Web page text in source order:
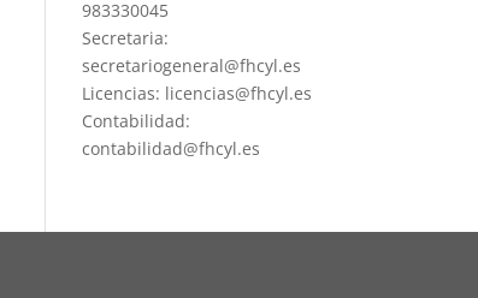
983330045
Secretaria:
secretariogeneral@fhcyl.es
Licencias: licencias@fhcyl.es
Contabilidad:
contabilidad@fhcyl.es